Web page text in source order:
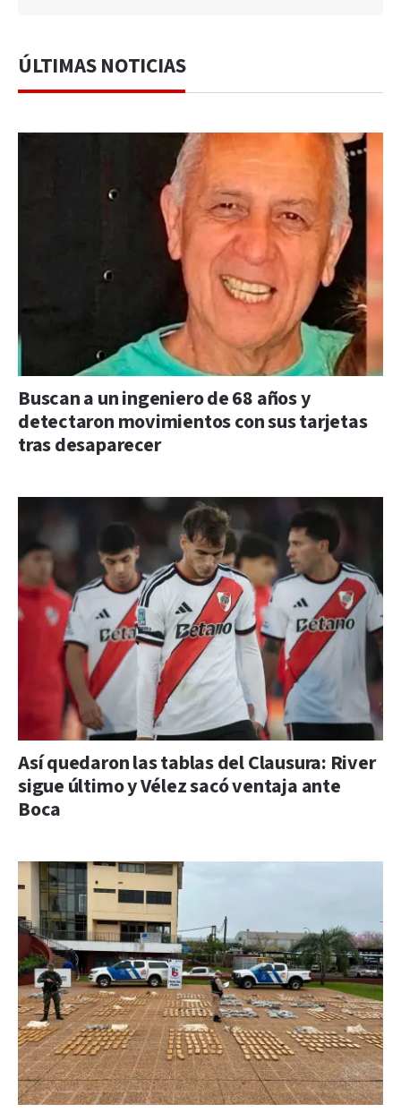
ÚLTIMAS NOTICIAS
Buscan a un ingeniero de 68 años y
detectaron movimientos con sus tarjetas
tras desaparecer
Así quedaron las tablas del Clausura: River
sigue último y Vélez sacó ventaja ante
Boca